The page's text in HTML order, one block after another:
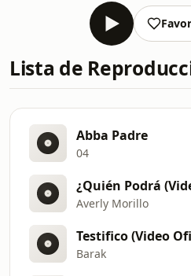
Lista de
Abba Padre
04
¿Quién Podrá
Averly Morillo
Testifico (Video
Barak